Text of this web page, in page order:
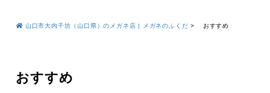
山口市大内千坊（山口県）のメガネ店 | メガネのふくだ > おすすめ
おすすめ